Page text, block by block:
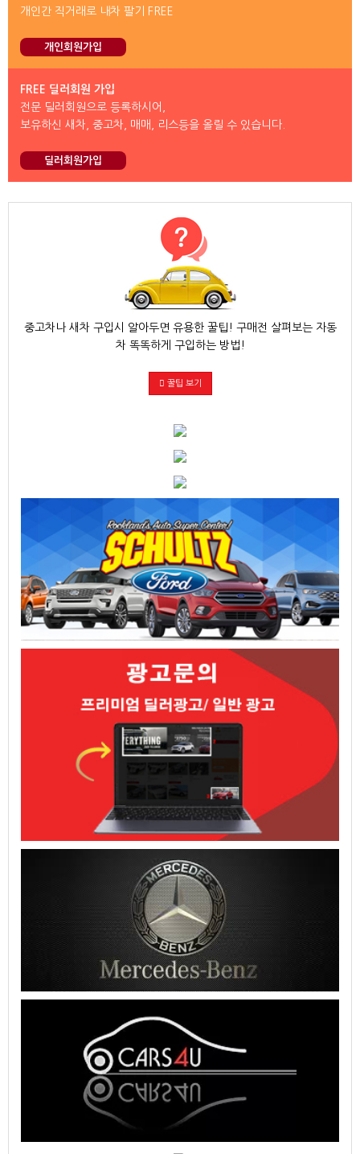
개인간 직거래로 내차 팔기 FREE
개인회원가입
FREE 딜러회원 가입
전문 딜러회원으로 등록하시어,
보유하신 새차, 중고차, 매매, 리스등을 올릴 수 있습니다.
딜러회원가입
중고차나 새차 구입시 알아두면 유용한 꿀팁! 구매전 살펴보는 자동
차 똑똑하게 구입하는 방법!
꿀팁 보기